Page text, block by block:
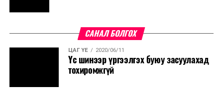
САНАЛ БОЛГОХ
ЦАГ ҮЕ 2020/06/11
Үс шинээр үргээлгэх буюу засуулахад
тохиромжгүй